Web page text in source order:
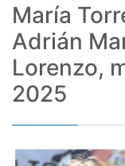
María
Adrián
Lorenzo,
2025